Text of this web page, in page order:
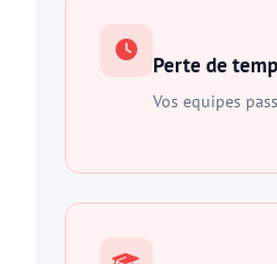
Perte de
Vos equipes